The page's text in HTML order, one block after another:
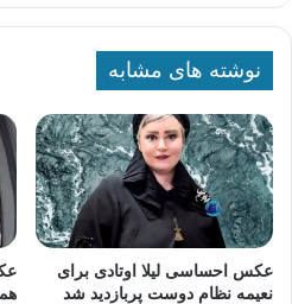
نوشته های مشابه
عکس احساسی لیلا اوتادی برای
نعیمه نظام دوست پربازدید شد